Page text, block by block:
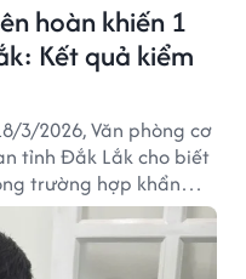
hoàn khiến 1
Kết quả kiểm
3/2026, Văn phòng cơ
tỉnh Đắk Lắk cho biết
trường hợp khẩn
ma túy gây tai nạn
để điều tra về hành vi
thông đường bộ.